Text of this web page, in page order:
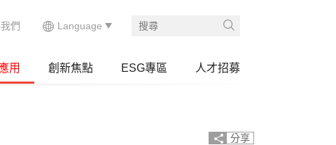
用 創新焦點 ESG專區 人才招募
們
分享